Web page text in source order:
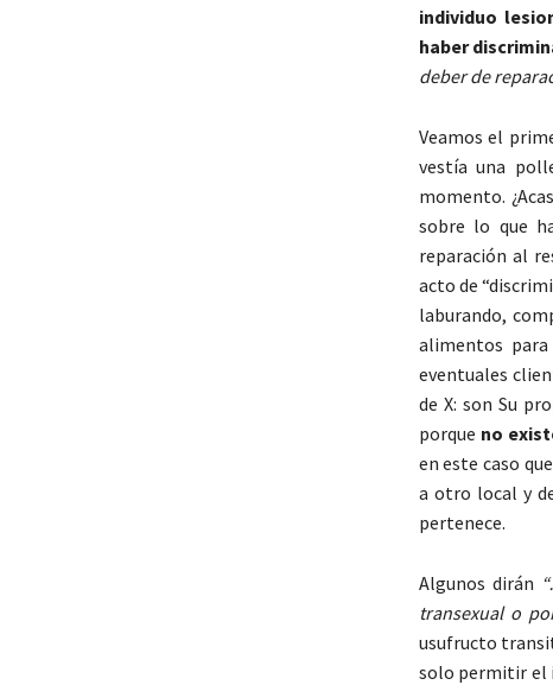
individuo
haber
deber de
Veamos el
vestía una
momento.
sobre lo que
reparación al
acto de
laburando,
alimentos para
eventuales
de X: son Su
porque no
en este caso
a otro local y
pertenece.
Algunos dirán
transexual o
usufructo
solo permitir el